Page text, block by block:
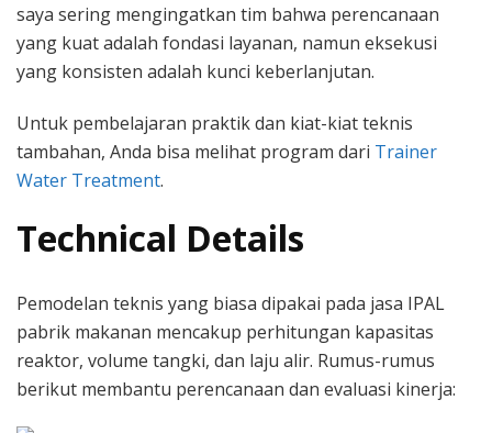
saya sering mengingatkan tim bahwa perencanaan
yang kuat adalah fondasi layanan, namun eksekusi
yang konsisten adalah kunci keberlanjutan.
Untuk pembelajaran praktik dan kiat-kiat teknis
tambahan, Anda bisa melihat program dari Trainer
Water Treatment.
Technical Details
Pemodelan teknis yang biasa dipakai pada jasa IPAL
pabrik makanan mencakup perhitungan kapasitas
reaktor, volume tangki, dan laju alir. Rumus-rumus
berikut membantu perencanaan dan evaluasi kinerja: